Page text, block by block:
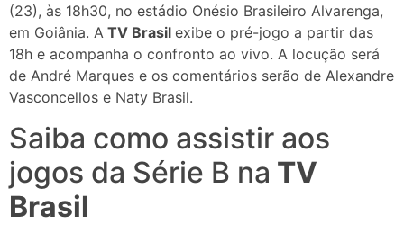
(23), às 18h30, no estádio Onésio Brasileiro Alvarenga,
em Goiânia. A TV Brasil exibe o pré-jogo a partir das
18h e acompanha o confronto ao vivo. A locução será
de André Marques e os comentários serão de Alexandre
Vasconcellos e Naty Brasil.
Saiba como assistir aos
jogos da Série B na TV
Brasil